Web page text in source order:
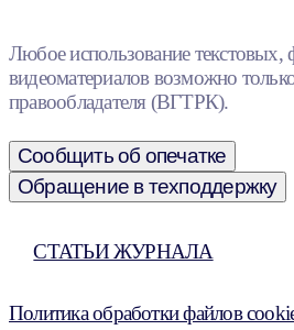
Любое использование текстовых,
видеоматериалов возможно
правообладателя (ВГТРК).
Сообщить об опечатке
Обращение в техподдержку
СТАТЬИ ЖУРНАЛА
Политика обработки файлов